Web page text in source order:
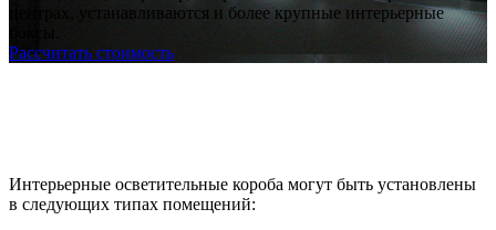
центрах, устанавливаются и более крупные интерьерные
Рассчитать стоимость
Интерьерные осветительные короба могут быть установлены
в следующих типах помещений: